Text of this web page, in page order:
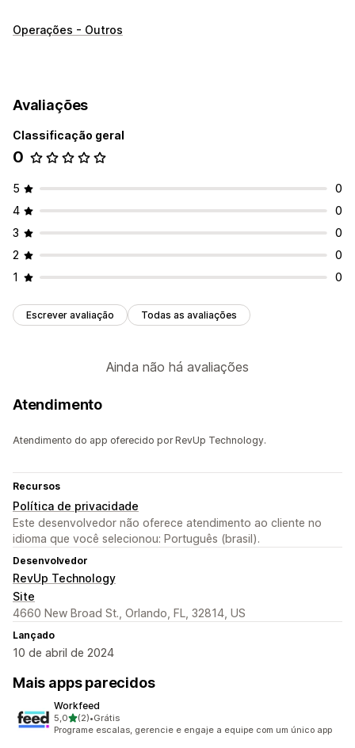
Operações - Outros
Avaliações
Classificação geral
0
5
0
4
0
3
0
2
0
1
0
Escrever avaliação Todas as avaliações
Ainda não há avaliações
Atendimento
Atendimento do app oferecido por RevUp Technology.
Recursos
Política de privacidade
Este desenvolvedor não oferece atendimento ao cliente no
idioma que você selecionou: Português (brasil).
Desenvolvedor
RevUp Technology
Site
4660 New Broad St., Orlando, FL, 32814, US
Lançado
10 de abril de 2024
Mais apps parecidos
Workfeed
5,0de 5 estrelas
(2)
2 avaliações ao todo
•Grátis
Programe escalas, gerencie e engaje a equipe com um único app